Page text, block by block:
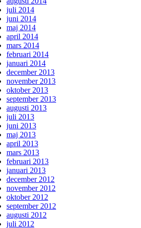
juli 2014
juni 2014
maj 2014
april 2014
mars 2014
februari 2014
januari 2014
december 2013
november 2013
oktober 2013
september 2013
augusti 2013
juli 2013
juni 2013
maj 2013
april 2013
mars 2013
februari 2013
januari 2013
december 2012
november 2012
oktober 2012
september 2012
augusti 2012
juli 2012